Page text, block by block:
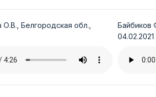
О.В., Белгородская обл.,
Байбиков
04.02.2021